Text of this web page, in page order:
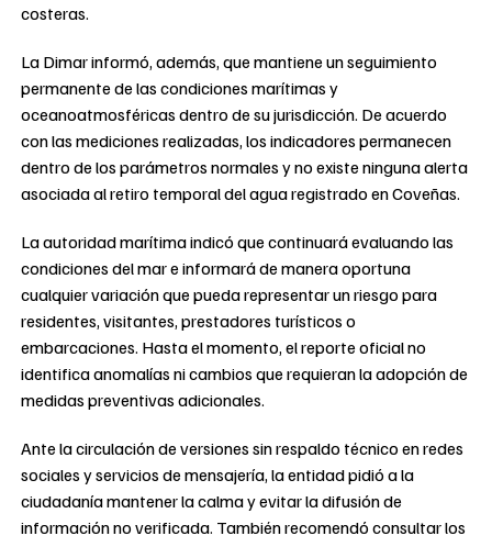
costeras.
La Dimar informó, además, que mantiene un seguimiento
permanente de las condiciones marítimas y
oceanoatmosféricas dentro de su jurisdicción. De acuerdo
con las mediciones realizadas, los indicadores permanecen
dentro de los parámetros normales y no existe ninguna alerta
asociada al retiro temporal del agua registrado en Coveñas.
La autoridad marítima indicó que continuará evaluando las
condiciones del mar e informará de manera oportuna
cualquier variación que pueda representar un riesgo para
residentes, visitantes, prestadores turísticos o
embarcaciones. Hasta el momento, el reporte oficial no
identifica anomalías ni cambios que requieran la adopción de
medidas preventivas adicionales.
Ante la circulación de versiones sin respaldo técnico en redes
sociales y servicios de mensajería, la entidad pidió a la
ciudadanía mantener la calma y evitar la difusión de
información no verificada. También recomendó consultar los